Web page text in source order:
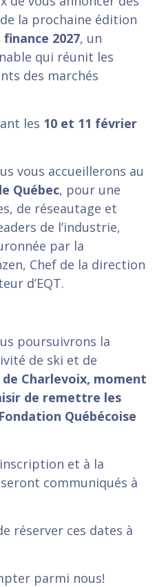
la prochaine édition
2027, un
qui réunit les
des marchés
les 10 et 11 février
vous accueillerons au
Québec, pour une
de réseautage et
de l’industrie,
par la
Chef de la direction
d’EQT.
poursuivrons la
de ski et de
de Charlevoix, moment
de remettre les
Québécoise
et à la
communiqués à
réserver ces dates à
parmi nous!